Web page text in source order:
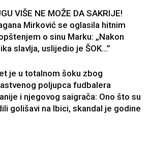
VIŠE NE MOŽE DA SAKRIJE!
Mirković se oglasila hitnim
o sinu Marku: „Nakon
slavlja, uslijedio je ŠOK…”
je u totalnom šoku zbog
poljupca fudbalera
i njegovog saigrača: Ono što su
golišavi na Ibici, skandal je godine